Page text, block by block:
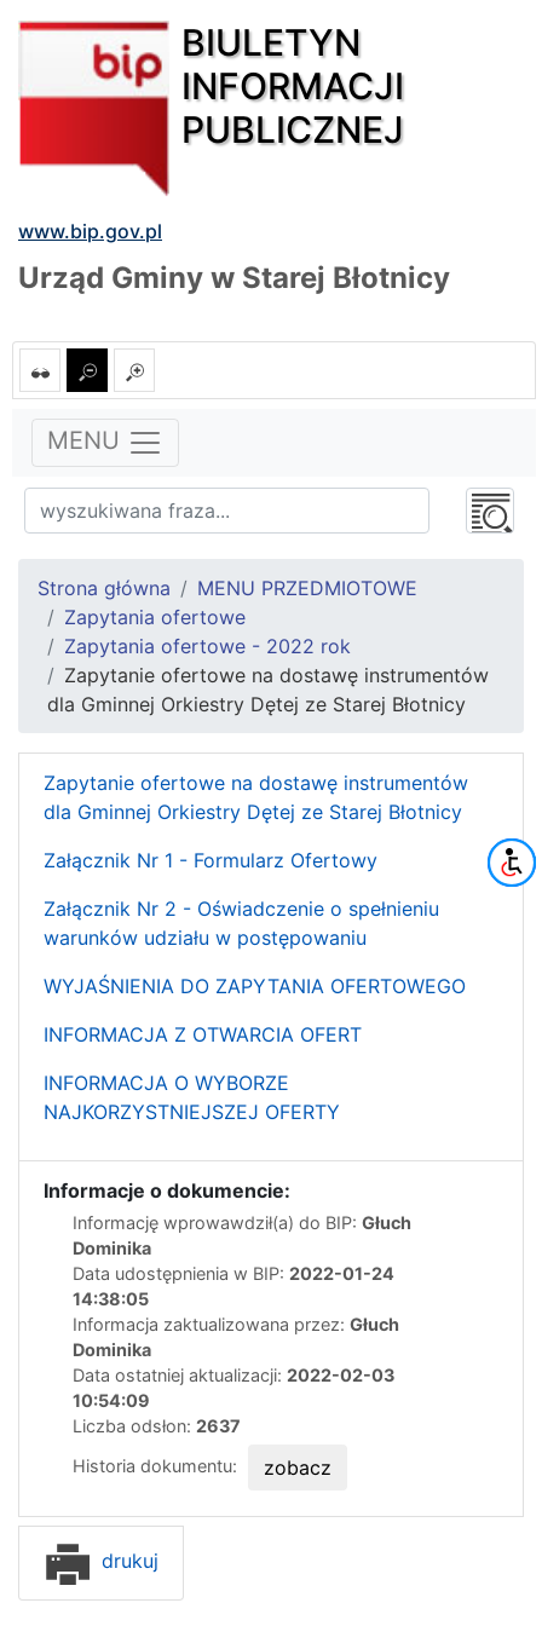
BIULETYN
INFORMACJI
PUBLICZNEJ
www.bip.gov.pl
Urząd Gminy w Starej Błotnicy
MENU
Strona główna
MENU PRZEDMIOTOWE
Zapytania ofertowe
Zapytania ofertowe - 2022 rok
Zapytanie ofertowe na dostawę instrumentów
dla Gminnej Orkiestry Dętej ze Starej Błotnicy
Zapytanie ofertowe na dostawę instrumentów
dla Gminnej Orkiestry Dętej ze Starej Błotnicy
Załącznik Nr 1 - Formularz Ofertowy
Załącznik Nr 2 - Oświadczenie o spełnieniu
warunków udziału w postępowaniu
WYJAŚNIENIA DO ZAPYTANIA OFERTOWEGO
INFORMACJA Z OTWARCIA OFERT
INFORMACJA O WYBORZE
NAJKORZYSTNIEJSZEJ OFERTY
Informacje o dokumencie:
Informację wprowawdził(a) do BIP: Głuch
Dominika
Data udostępnienia w BIP: 2022-01-24
14:38:05
Informacja zaktualizowana przez: Głuch
Dominika
Data ostatniej aktualizacji: 2022-02-03
10:54:09
Liczba odsłon: 2637
Historia dokumentu:
zobacz
drukuj